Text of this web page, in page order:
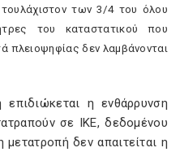
των 3/4 του όλου
του καταστατικού που
πλειοψηφίας δεν λαμβάνονται
η ενθάρρυνση
σε ΙΚΕ, δεδομένου
δεν απαιτείται η